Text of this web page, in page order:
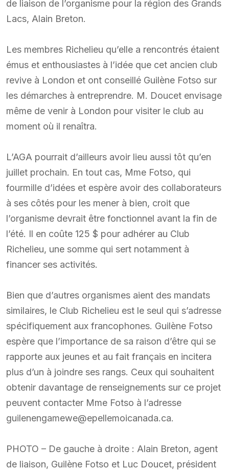
de liaison de l’organisme pour la région des Grands
Lacs, Alain Breton.
Les membres Richelieu qu’elle a rencontrés étaient
émus et enthousiastes à l’idée que cet ancien club
revive à London et ont conseillé Guilène Fotso sur
les démarches à entreprendre. M. Doucet envisage
même de venir à London pour visiter le club au
moment où il renaîtra.
L’AGA pourrait d’ailleurs avoir lieu aussi tôt qu’en
juillet prochain. En tout cas, Mme Fotso, qui
fourmille d’idées et espère avoir des collaborateurs
à ses côtés pour les mener à bien, croit que
l’organisme devrait être fonctionnel avant la fin de
l’été. Il en coûte 125 $ pour adhérer au Club
Richelieu, une somme qui sert notamment à
financer ses activités.
Bien que d’autres organismes aient des mandats
similaires, le Club Richelieu est le seul qui s’adresse
spécifiquement aux francophones. Guilène Fotso
espère que l’importance de sa raison d’être qui se
rapporte aux jeunes et au fait français en incitera
plus d’un à joindre ses rangs. Ceux qui souhaitent
obtenir davantage de renseignements sur ce projet
peuvent contacter Mme Fotso à l’adresse
guilenengamewe@epellemoicanada.ca.
PHOTO – De gauche à droite : Alain Breton, agent
de liaison, Guilène Fotso et Luc Doucet, président